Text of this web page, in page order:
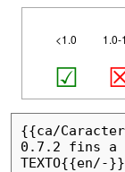
<1.0
☑
1.0-
{{ca/
0.7.2 fins
TEXTO{{en/-}}